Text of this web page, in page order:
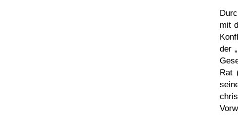
mit
der
Rat